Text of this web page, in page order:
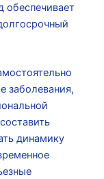
обеспечивает
заболевания,
динамику